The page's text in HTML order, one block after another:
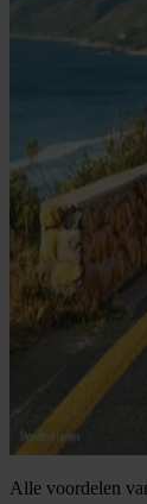
Alle voordelen